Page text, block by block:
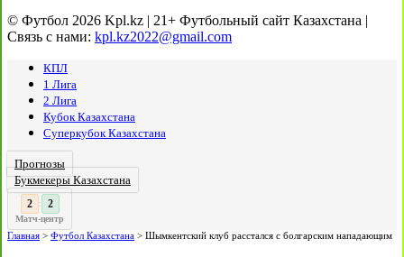
© Футбол 2026 Kpl.kz | 21+ Футбольный сайт Казахстана |
Связь с нами: kpl.kz2022@gmail.com
КПЛ
1 Лига
2 Лига
Кубок Казахстана
Суперкубок Казахстана
Прогнозы
Букмекеры Казахстана
3 : 2
Матч-центр
Главная > Футбол Казахстана > Шымкентский клуб расстался с болгарским нападающим